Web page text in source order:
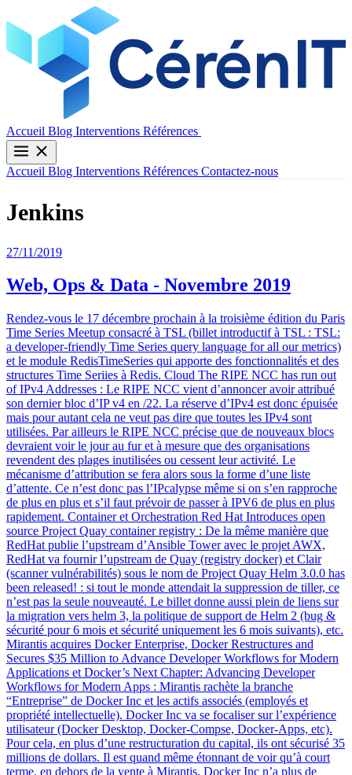
Accueil Blog Interventions Références
Accueil Blog Interventions Références Contactez-nous
Jenkins
27/11/2019
Web, Ops & Data - Novembre 2019
Rendez-vous le 17 décembre prochain à la troisième édition du Paris
Time Series Meetup consacré à TSL (billet introductif à TSL : TSL:
a developer-friendly Time Series query language for all our metrics)
et le module RedisTimeSeries qui apporte des fonctionnalités et des
structures Time Seriies à Redis. Cloud The RIPE NCC has run out
of IPv4 Addresses : Le RIPE NCC vient d’annoncer avoir attribué
son dernier bloc d’IP v4 en /22. La réserve d’IPv4 est donc épuisée
mais pour autant cela ne veut pas dire que toutes les IPv4 sont
utilisées. Par ailleurs le RIPE NCC précise que de nouveaux blocs
devraient voir le jour au fur et à mesure que des organisations
revendent des plages inutilisées ou cessent leur activité. Le
mécanisme d’attribution se fera alors sous la forme d’une liste
d’attente. Ce n’est donc pas l’IPcalypse même si on s’en rapproche
de plus en plus et s’il faut prévoir de passer à IPV6 de plus en plus
rapidement. Container et Orchestration Red Hat Introduces open
source Project Quay container registry : De la même manière que
RedHat publie l’upstream d’Ansible Tower avec le projet AWX,
RedHat va fournir l’upstream de Quay (registry docker) et Clair
(scanner vulnérabilités) sous le nom de Project Quay Helm 3.0.0 has
been released! : si tout le monde attendait la suppression de tiller, ce
n’est pas la seule nouveauté. Le billet donne aussi plein de liens sur
la migration vers helm 3, la politique de support de Helm 2 (bug &
sécurité pour 6 mois et sécurité uniquement les 6 mois suivants), etc.
Mirantis acquires Docker Enterprise, Docker Restructures and
Secures $35 Million to Advance Developer Workflows for Modern
Applications et Docker’s Next Chapter: Advancing Developer
Workflows for Modern Apps : Mirantis rachète la branche
“Entreprise” de Docker Inc et les actifs associés (employés et
propriété intellectuelle). Docker Inc va se focaliser sur l’expérience
utilisateur (Docker Desktop, Docker-Compse, Docker-Apps, etc).
Pour cela, en plus d’une restructuration du capital, ils ont sécurisé 35
millions de dollars. Il est quand même étonnant de voir qu’à court
terme, en dehors de la vente à Mirantis, Docker Inc n’a plus de